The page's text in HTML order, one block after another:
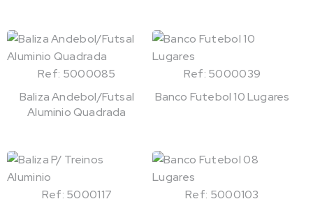
Ref: 5000085
Baliza Andebol/Futsal
Aluminio Quadrada
Ref: 5000039
Banco Futebol 10 Lugares
Ref: 5000117
Ref: 5000103